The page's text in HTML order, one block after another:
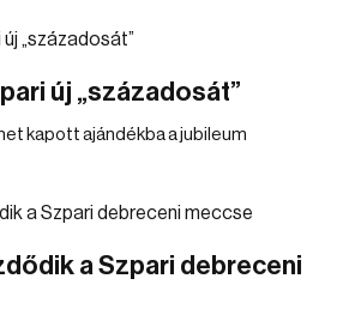
új „századosát”
kapott ajándékba a jubileum
a Szpari debreceni